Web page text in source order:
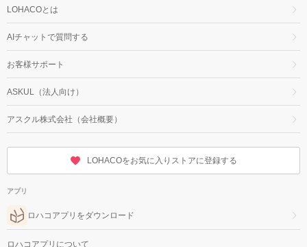
LOHACOとは
AIチャットで質問する
お客様サポート
ASKUL（法人向け）
アスクル株式会社（会社概要）
LOHACOをお気に入りストアに登録する
アプリ
ロハコアプリをダウンロード
ロハコアプリについて